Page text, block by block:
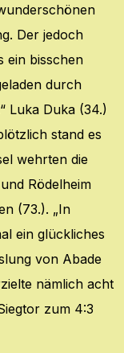
Der jedoch
ein bisschen
durch
Luka Duka (34.)
stand es
wehrten die
Rödelheim
(73.). „In
ein glückliches
von Abade
nämlich acht
zum 4:3